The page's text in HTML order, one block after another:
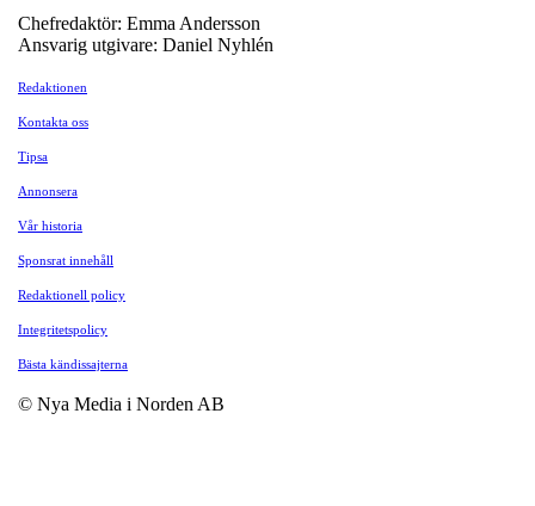
Chefredaktör: Emma Andersson
Ansvarig utgivare: Daniel Nyhlén
Redaktionen
Kontakta oss
Tipsa
Annonsera
Vår historia
Sponsrat innehåll
Redaktionell policy
Integritetspolicy
Bästa kändissajterna
© Nya Media i Norden AB